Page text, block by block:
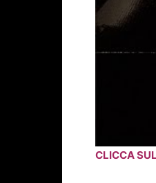
CLICCA